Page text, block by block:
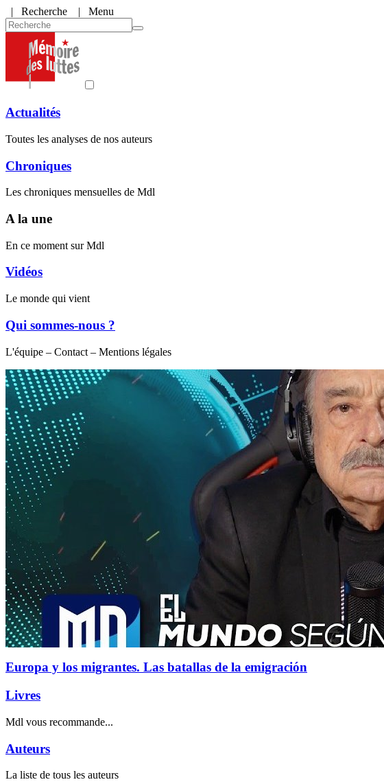
| Recherche | Menu
Actualités
Toutes les analyses de nos auteurs
Chroniques
Les chroniques mensuelles de Mdl
A la une
En ce moment sur Mdl
Vidéos
Le monde qui vient
Qui sommes-nous ?
L'équipe – Contact – Mentions légales
Europa y los migrantes. Las batallas de la emigración
Livres
Mdl vous recommande...
Auteurs
La liste de tous les auteurs